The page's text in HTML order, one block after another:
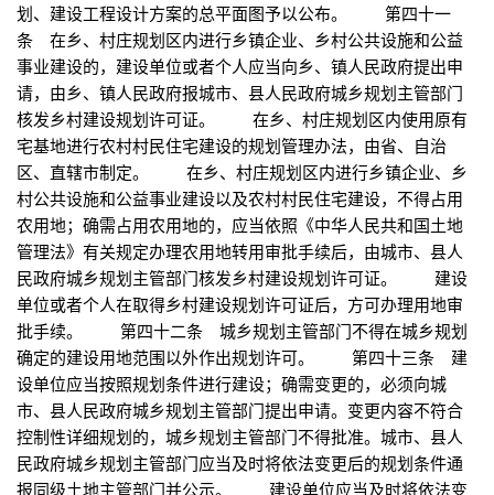
划、建设工程设计方案的总平面图予以公布。 第四十一
条 在乡、村庄规划区内进行乡镇企业、乡村公共设施和公益
事业建设的，建设单位或者个人应当向乡、镇人民政府提出申
请，由乡、镇人民政府报城市、县人民政府城乡规划主管部门
核发乡村建设规划许可证。 在乡、村庄规划区内使用原有
宅基地进行农村村民住宅建设的规划管理办法，由省、自治
区、直辖市制定。 在乡、村庄规划区内进行乡镇企业、乡
村公共设施和公益事业建设以及农村村民住宅建设，不得占用
农用地；确需占用农用地的，应当依照《中华人民共和国土地
管理法》有关规定办理农用地转用审批手续后，由城市、县人
民政府城乡规划主管部门核发乡村建设规划许可证。 建设
单位或者个人在取得乡村建设规划许可证后，方可办理用地审
批手续。 第四十二条 城乡规划主管部门不得在城乡规划
确定的建设用地范围以外作出规划许可。 第四十三条 建
设单位应当按照规划条件进行建设；确需变更的，必须向城
市、县人民政府城乡规划主管部门提出申请。变更内容不符合
控制性详细规划的，城乡规划主管部门不得批准。城市、县人
民政府城乡规划主管部门应当及时将依法变更后的规划条件通
报同级土地主管部门并公示。 建设单位应当及时将依法变